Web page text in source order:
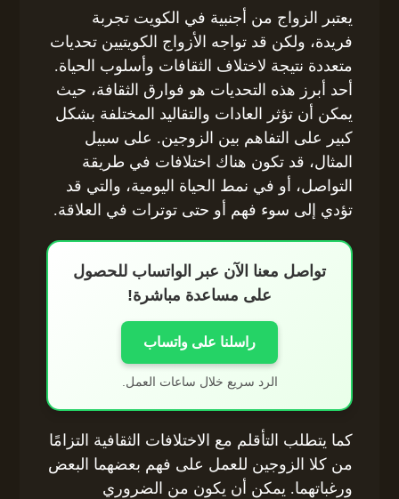
يعتبر الزواج من أجنبية في الكويت تجربة
فريدة، ولكن قد تواجه الأزواج الكويتيين تحديات
متعددة نتيجة لاختلاف الثقافات وأسلوب الحياة.
أحد أبرز هذه التحديات هو فوارق الثقافة، حيث
يمكن أن تؤثر العادات والتقاليد المختلفة بشكل
كبير على التفاهم بين الزوجين. على سبيل
المثال، قد تكون هناك اختلافات في طريقة
التواصل، أو في نمط الحياة اليومية، والتي قد
تؤدي إلى سوء فهم أو حتى توترات في العلاقة.
تواصل معنا الآن عبر الواتساب للحصول
على مساعدة مباشرة!
راسلنا على واتساب
الرد سريع خلال ساعات العمل.
كما يتطلب التأقلم مع الاختلافات الثقافية التزامًا
من كلا الزوجين للعمل على فهم بعضهما البعض
ورغباتهما. يمكن أن يكون من الضروري